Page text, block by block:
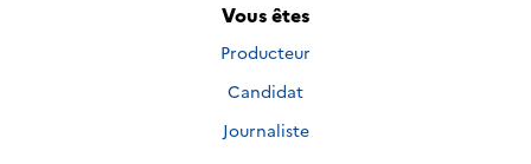
Vous êtes
Producteur
Candidat
Journaliste